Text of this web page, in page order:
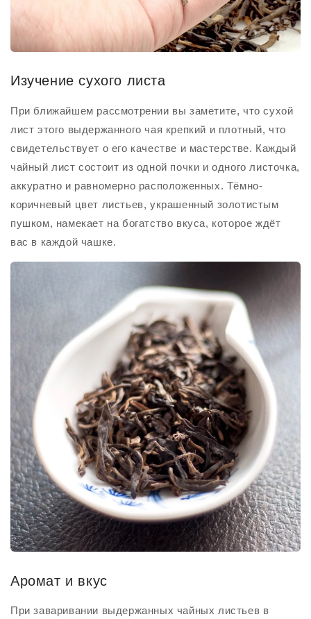
Изучение сухого листа
При ближайшем рассмотрении вы заметите, что сухой
лист этого выдержанного чая крепкий и плотный, что
свидетельствует о его качестве и мастерстве. Каждый
чайный лист состоит из одной почки и одного листочка,
аккуратно и равномерно расположенных. Тёмно-
коричневый цвет листьев, украшенный золотистым
пушком, намекает на богатство вкуса, которое ждёт
вас в каждой чашке.
Аромат и вкус
При заваривании выдержанных чайных листьев в